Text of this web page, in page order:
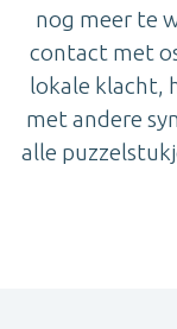
nog meer te
contact met
lokale klacht,
met andere
alle